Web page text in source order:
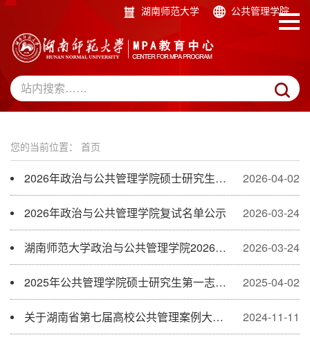
湖南师范大学 公共管理学院
您的当前位置： 首页
2026-04-02
2026年政治与公共管理学院硕士研究生第一志愿复试结果公示
2026-03-24
2026年政治与公共管理学院复试名单公示
2026-03-24
湖南师范大学政治与公共管理学院2026年硕士研究生招生复试方案
2025-04-02
2025年公共管理学院硕士研究生第一志愿复试结果公示
2024-11-11
关于湖南省第七届高校公共管理案例大赛初赛评选结果的公示